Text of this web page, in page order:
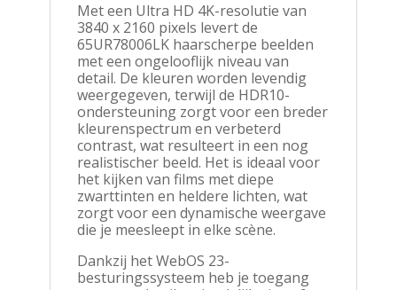
Met een Ultra HD 4K-resolutie van
3840 x 2160 pixels levert de
65UR78006LK haarscherpe beelden
met een ongelooflijk niveau van
detail. De kleuren worden levendig
weergegeven, terwijl de HDR10-
ondersteuning zorgt voor een breder
kleurenspectrum en verbeterd
contrast, wat resulteert in een nog
realistischer beeld. Het is ideaal voor
het kijken van films met diepe
zwarttinten en heldere lichten, wat
zorgt voor een dynamische weergave
die je meesleept in elke scène.
Dankzij het WebOS 23-
besturingssysteem heb je toegang